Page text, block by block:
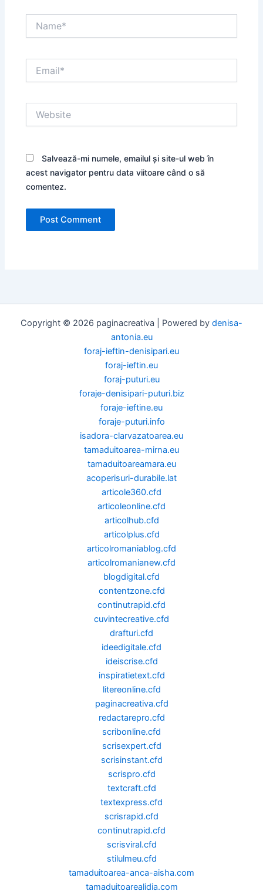
Salvează-mi numele, emailul și site-ul web în
acest navigator pentru data viitoare când o să
comentez.
Copyright © 2026 paginacreativa | Powered by denisa-
antonia.eu
foraj-ieftin-denisipari.eu
foraj-ieftin.eu
foraj-puturi.eu
foraje-denisipari-puturi.biz
foraje-ieftine.eu
foraje-puturi.info
isadora-clarvazatoarea.eu
tamaduitoarea-mirna.eu
tamaduitoareamara.eu
acoperisuri-durabile.lat
articole360.cfd
articoleonline.cfd
articolhub.cfd
articolplus.cfd
articolromaniablog.cfd
articolromanianew.cfd
blogdigital.cfd
contentzone.cfd
continutrapid.cfd
cuvintecreative.cfd
drafturi.cfd
ideedigitale.cfd
ideiscrise.cfd
inspiratietext.cfd
litereonline.cfd
paginacreativa.cfd
redactarepro.cfd
scribonline.cfd
scrisexpert.cfd
scrisinstant.cfd
scrispro.cfd
textcraft.cfd
textexpress.cfd
scrisrapid.cfd
continutrapid.cfd
scrisviral.cfd
stilulmeu.cfd
tamaduitoarea-anca-aisha.com
tamaduitoarealidia.com